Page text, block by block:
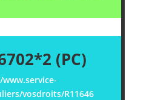
(PC)
vosdroits/R11646